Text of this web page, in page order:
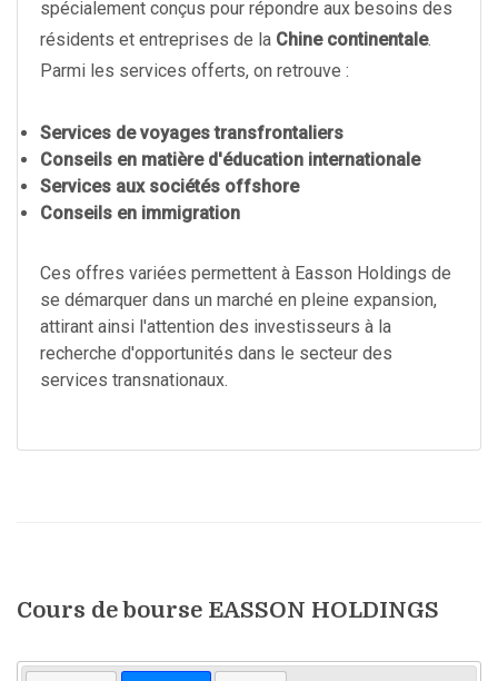
spécialement conçus pour répondre aux besoins des
résidents et entreprises de la Chine continentale.
Parmi les services offerts, on retrouve :
Services de voyages transfrontaliers
Conseils en matière d'éducation internationale
Services aux sociétés offshore
Conseils en immigration
Ces offres variées permettent à Easson Holdings de
se démarquer dans un marché en pleine expansion,
attirant ainsi l'attention des investisseurs à la
recherche d'opportunités dans le secteur des
services transnationaux.
Cours de bourse EASSON HOLDINGS